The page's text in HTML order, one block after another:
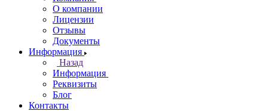
О компании
Лицензии
Отзывы
Документы
Информация
Назад
Информация
Реквизиты
Блог
Контакты